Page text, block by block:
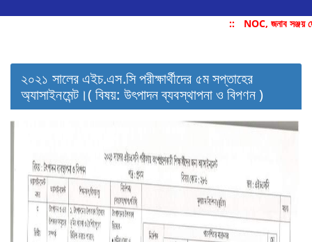
:: NOC, জনাব সঞ্জয়
২০২১ সালের এইচ.এস.সি পরীক্ষার্থীদের ৫ম সপ্তাহের
অ্যাসাইনমেন্ট।( বিষয়: উৎপাদন ব্যবস্থাপনা ও বিপণন )